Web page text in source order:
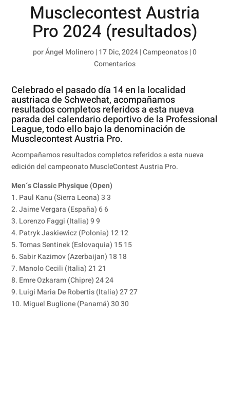
Musclecontest Austria
Pro 2024 (resultados)
porÁngel Molinero|17 Dic, 2024|Campeonatos|0
Comentarios
Celebrado el pasado día 14 en la localidad
austriaca de Schwechat, acompañamos
resultados completos referidos a esta nueva
parada del calendario deportivo de la Professional
League, todo ello bajo la denominación de
Musclecontest Austria Pro.
Acompañamos resultados completos referidos a esta nueva
edición del campeonato MuscleContest Austria Pro.
Men´s Classic Physique (Open)
1. Paul Kanu (Sierra Leona) 3 3
2. Jaime Vergara (España) 6 6
3. Lorenzo Faggi (Italia) 9 9
4. Patryk Jaskiewicz (Polonia) 12 12
5. Tomas Sentinek (Eslovaquia) 15 15
6. Sabir Kazimov (Azerbaijan) 18 18
7. Manolo Cecili (Italia) 21 21
8. Emre Ozkaram (Chipre) 24 24
9. Luigi Maria De Robertis (Italia) 27 27
10. Miguel Buglione (Panamá) 30 30